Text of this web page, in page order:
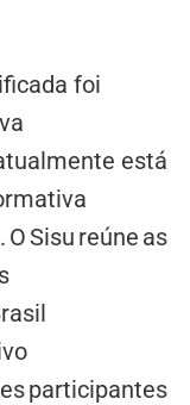
foi
está
O Sisu reúne as
participantes